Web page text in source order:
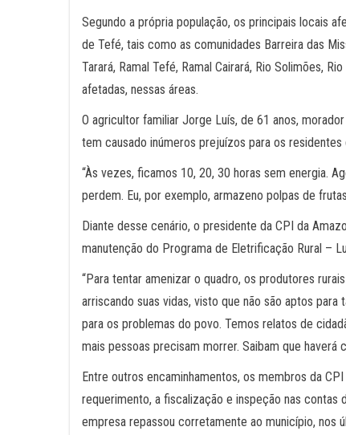
Segundo a própria população, os principais locais
de Tefé, tais como as comunidades Barreira das
Tarará, Ramal Tefé, Ramal Cairará, Rio Solimões,
afetadas, nessas áreas.
O agricultor familiar Jorge Luís, de 61 anos,
tem causado inúmeros prejuízos para os residentes
“Às vezes, ficamos 10, 20, 30 horas sem energia.
perdem. Eu, por exemplo, armazeno polpas de
Diante desse cenário, o presidente da CPI da
manutenção do Programa de Eletrificação Rural –
“Para tentar amenizar o quadro, os produtores
arriscando suas vidas, visto que não são aptos
para os problemas do povo. Temos relatos de
mais pessoas precisam morrer. Saibam que haverá
Entre outros encaminhamentos, os membros da
requerimento, a fiscalização e inspeção nas contas
empresa repassou corretamente ao município, nos